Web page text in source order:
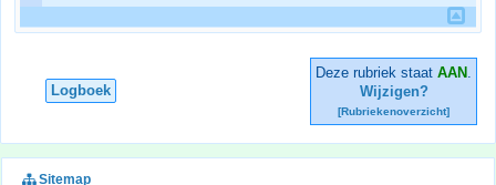
Logboek
Deze rubriek staat AAN .
Wijzigen?
[Rubriekenoverzicht]
Sitemap